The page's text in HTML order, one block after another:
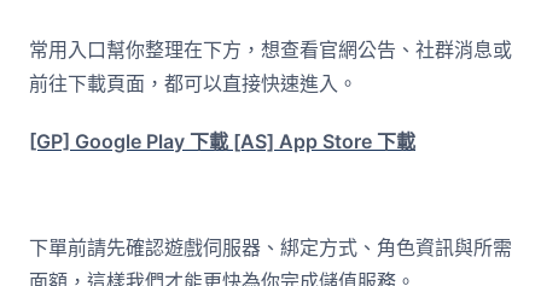
常用入口幫你整理在下方，想查看官網公告、社群消息或
前往下載頁面，都可以直接快速進入。
[GP] Google Play 下載 [AS] App Store 下載
下單前請先確認遊戲伺服器、綁定方式、角色資訊與所需
面額，這樣我們才能更快為你完成儲值服務。